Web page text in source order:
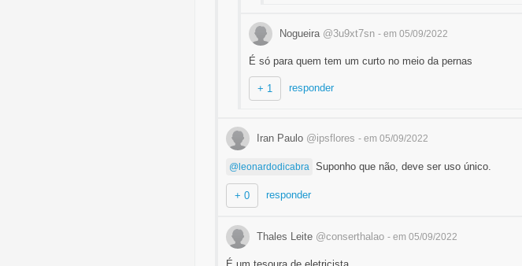
Nogueira @3u9xt7sn - em 05/09/2022
É só para quem tem um curto no meio da pernas
+ 1 responder
Iran Paulo @ipsflores - em 05/09/2022
@leonardodicabra Suponho que não, deve ser uso único.
+ 0 responder
Thales Leite @conserthalao - em 05/09/2022